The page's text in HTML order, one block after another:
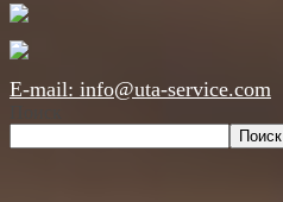
E-mail: info@uta-service.com
Поиск